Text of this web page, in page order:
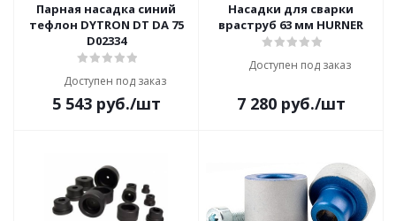
Парная насадка синий
тефлон DYTRON DT DA 75
D02334
Доступен под заказ
5 543руб./шт
Насадки для сварки
враструб 63 мм HURNER
Доступен под заказ
7 280руб./шт